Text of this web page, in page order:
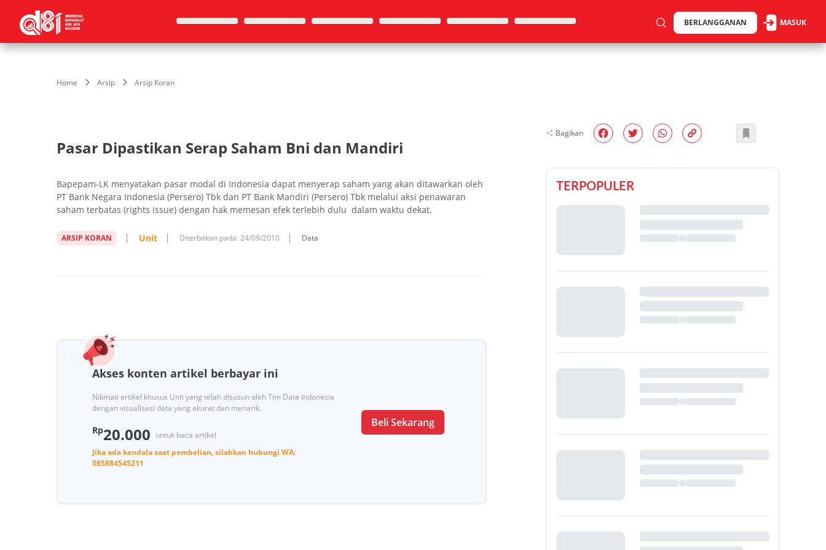
BERLANGGANAN MASUK
Home Arsip Arsip Koran
Pasar Dipastikan Serap Saham Bni dan Mandiri
Bapepam-LK menyatakan pasar modal di Indonesia dapat menyerap saham yang akan ditawarkan oleh
PT Bank Negara Indonesia (Persero) Tbk dan PT Bank Mandiri (Persero) Tbk melalui aksi penawaran
saham terbatas (rights issue) dengan hak memesan efek terlebih dulu dalam waktu dekat.
ARSIP KORAN Unit Diterbitkan pada: 24/09/2010 Data
Akses konten artikel berbayar ini
Nikmati artikel khusus Unit yang telah disusun oleh Tim Data Indonesia
dengan visualisasi data yang akurat dan menarik.
Rp20.000 untuk baca artikel
Jika ada kendala saat pembelian, silahkan hubungi WA:
085884545211
Beli Sekarang
Bagikan
TERPOPULER